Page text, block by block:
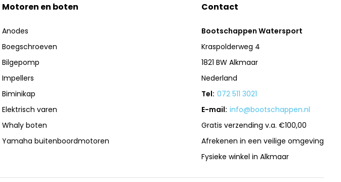
Motoren en boten
Anodes
Boegschroeven
Bilgepomp
Impellers
Biminikap
Elektrisch varen
Whaly boten
Yamaha buitenboordmotoren
Contact
Bootschappen Watersport
Kraspolderweg 4
1821 BW Alkmaar
Nederland
Tel: 072 511 3021
E-mail: info@bootschappen.nl
Gratis verzending v.a. €100,00
Afrekenen in een veilige omgeving
Fysieke winkel in Alkmaar